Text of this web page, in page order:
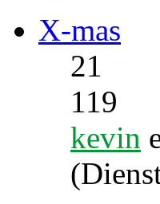
X-mas
21
119
kevin